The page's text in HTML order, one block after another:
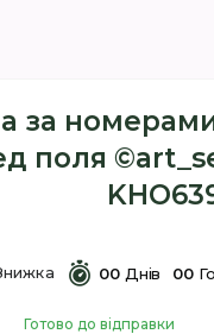
за
поля
00 Днів 00
Готово до відправки